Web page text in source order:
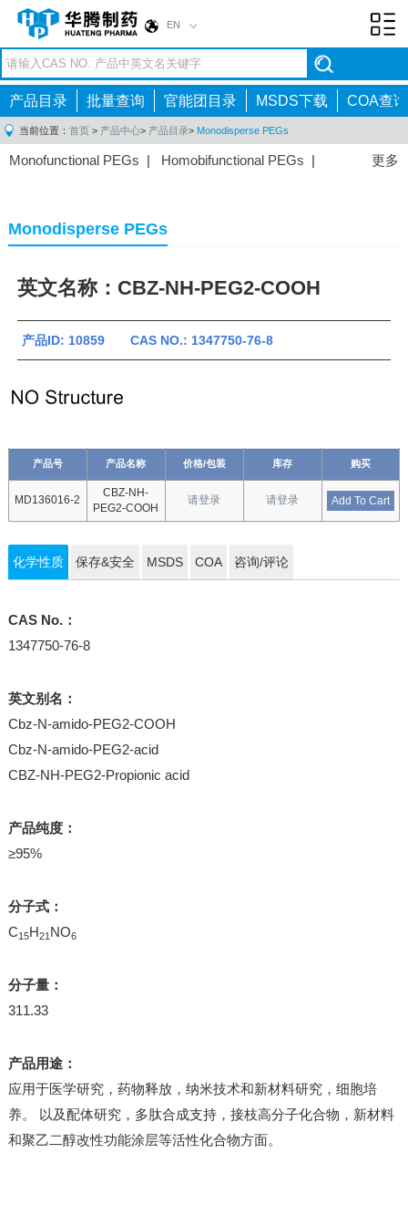
EN
产品目录 批量查询 官能团目录 MSDS下载 COA查询
当前位置： 首页 > 产品中心> 产品目录> Monodisperse PEGs
更多
Monofunctional PEGs | Homobifunctional PEGs |
Monodisperse PEGs
英文名称：CBZ-NH-PEG2-COOH
产品ID: 10859 CAS NO.: 1347750-76-8
产品号 产品名称 价格/包装 库存 购买
MD136016-2
CBZ-NH-
PEG2-COOH
请登录 请登录 Add To Cart
化学性质 保存&安全 MSDS COA 咨询/评论
CAS No.：
1347750-76-8
英文别名：
Cbz-N-amido-PEG2-COOH
Cbz-N-amido-PEG2-acid
CBZ-NH-PEG2-Propionic acid
产品纯度：
≥95%
分子式：
C15H21 NO6
分子量：
311.33
产品用途：
应用于医学研究，药物释放，纳米技术和新材料研究，细胞培
养。 以及配体研究，多肽合成支持，接枝高分子化合物，新材料
和聚乙二醇改性功能涂层等活性化合物方面。